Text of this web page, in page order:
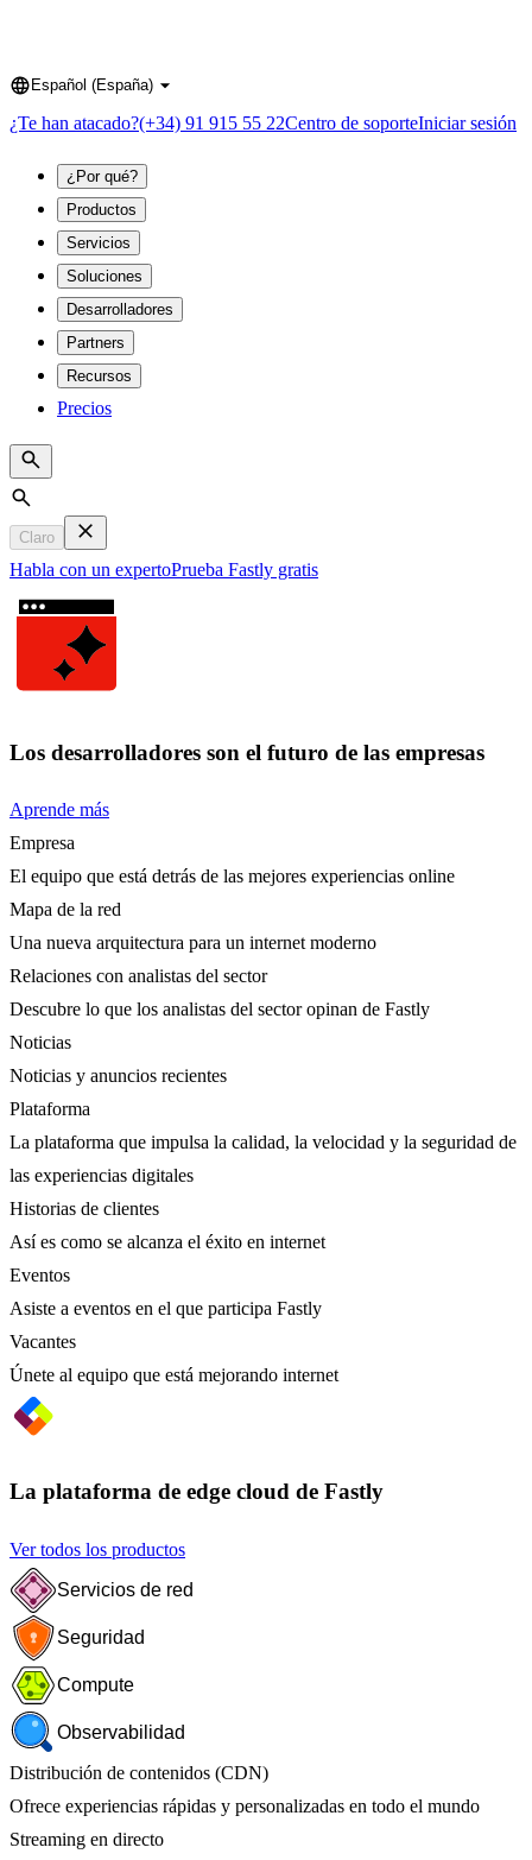
Language
Español (España)
¿Te han atacado?(+34) 91 915 55 22Centro de soporteIniciar sesión
¿Por qué?
Productos
Servicios
Soluciones
Desarrolladores
Partners
Recursos
Precios
Search
Claro
Habla con un expertoPrueba Fastly gratis
Los desarrolladores son el futuro de las empresas
Aprende más
Empresa
El equipo que está detrás de las mejores experiencias online
Mapa de la red
Una nueva arquitectura para un internet moderno
Relaciones con analistas del sector
Descubre lo que los analistas del sector opinan de Fastly
Noticias
Noticias y anuncios recientes
Plataforma
La plataforma que impulsa la calidad, la velocidad y la seguridad de
las experiencias digitales
Historias de clientes
Así es como se alcanza el éxito en internet
Eventos
Asiste a eventos en el que participa Fastly
Vacantes
Únete al equipo que está mejorando internet
La plataforma de edge cloud de Fastly
Ver todos los productos
Servicios de red
Seguridad
Compute
Observabilidad
Distribución de contenidos (CDN)
Ofrece experiencias rápidas y personalizadas en todo el mundo
Streaming en directo